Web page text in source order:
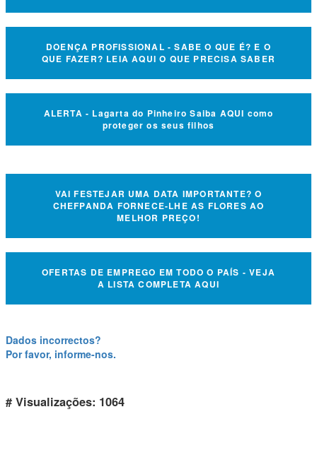
DOENÇA PROFISSIONAL - SABE O QUE É? E O
QUE FAZER? LEIA AQUI O QUE PRECISA SABER
ALERTA - Lagarta do Pinheiro Saiba AQUI como
proteger os seus filhos
VAI FESTEJAR UMA DATA IMPORTANTE? O
CHEFPANDA FORNECE-LHE AS FLORES AO
MELHOR PREÇO!
OFERTAS DE EMPREGO EM TODO O PAÍS - VEJA
A LISTA COMPLETA AQUI
Dados incorrectos?
Por favor, informe-nos.
# Visualizações: 1064